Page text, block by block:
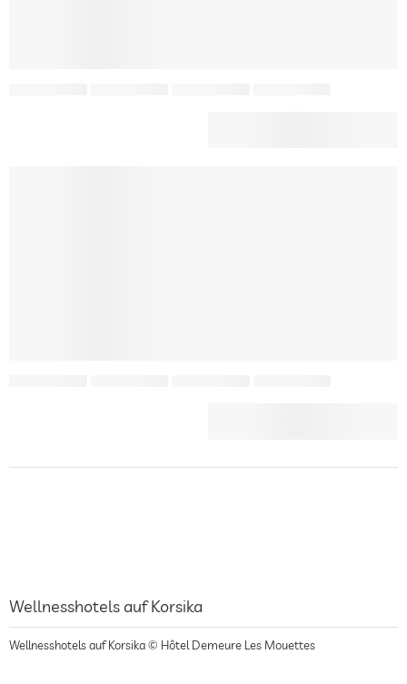
Wellnesshotels auf Korsika
Wellnesshotels auf Korsika © Hôtel Demeure Les Mouettes